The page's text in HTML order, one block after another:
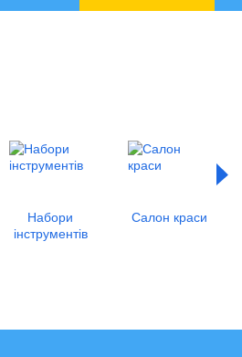
Набори
інструментів
Салон краси